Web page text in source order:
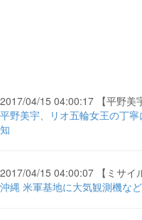
2017/04/15 04:00:17 【平野美
平野美宇、リオ五輪女王の丁
知
2017/04/15 04:00:07 【ミサイ
沖縄 米軍基地に大気観測機な